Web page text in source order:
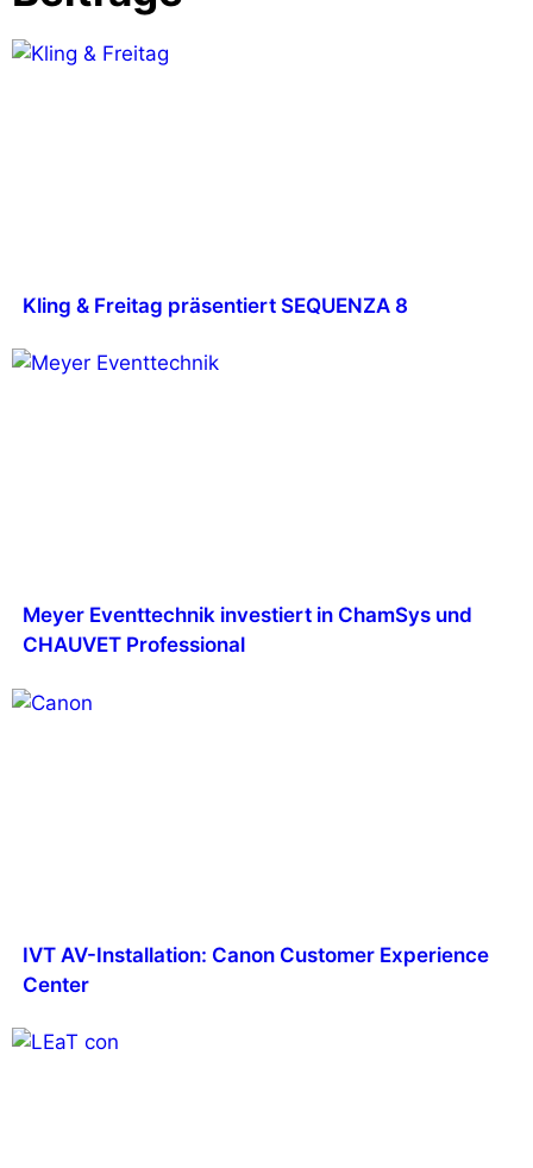
Kling & Freitag präsentiert SEQUENZA 8
Meyer Eventtechnik investiert in ChamSys und
CHAUVET Professional
IVT AV-Installation: Canon Customer Experience
Center